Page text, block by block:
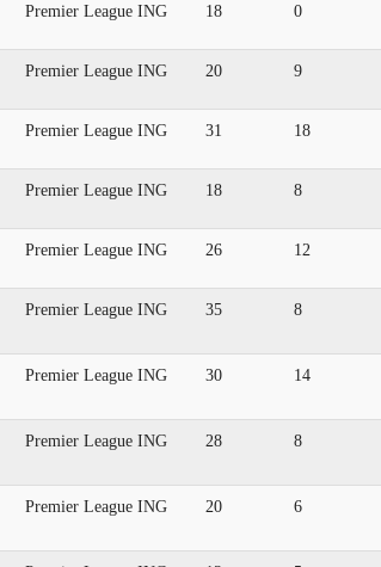
Premier League ING 18 0
Premier League ING 20 9
Premier League ING 31 18
Premier League ING 18 8
Premier League ING 26 12
Premier League ING 35 8
Premier League ING 30 14
Premier League ING 28 8
Premier League ING 20 6